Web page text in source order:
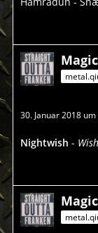
30. Januar 2018
Nightwish -